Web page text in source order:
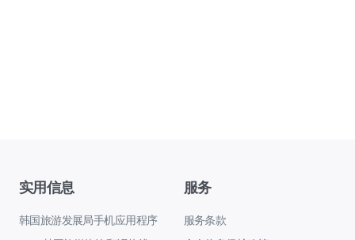
实用信息
韩国旅游发展局手机应用程序
服务
服务条款